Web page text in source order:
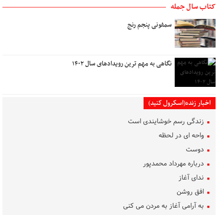
کتاب سال جمله
سمفونی پنجم رنج
نگاهی به مهم ترین رویدادهای سال ۱۴۰۲
اخبار زنده(اسکرول کنید)
زندگی رسم خوشایندی است
واحه ای در لحظه
دوست
درباره مهرداد محمدپور
ندای آغاز
افق روشن
به آرامی آغاز به مردن می کنی